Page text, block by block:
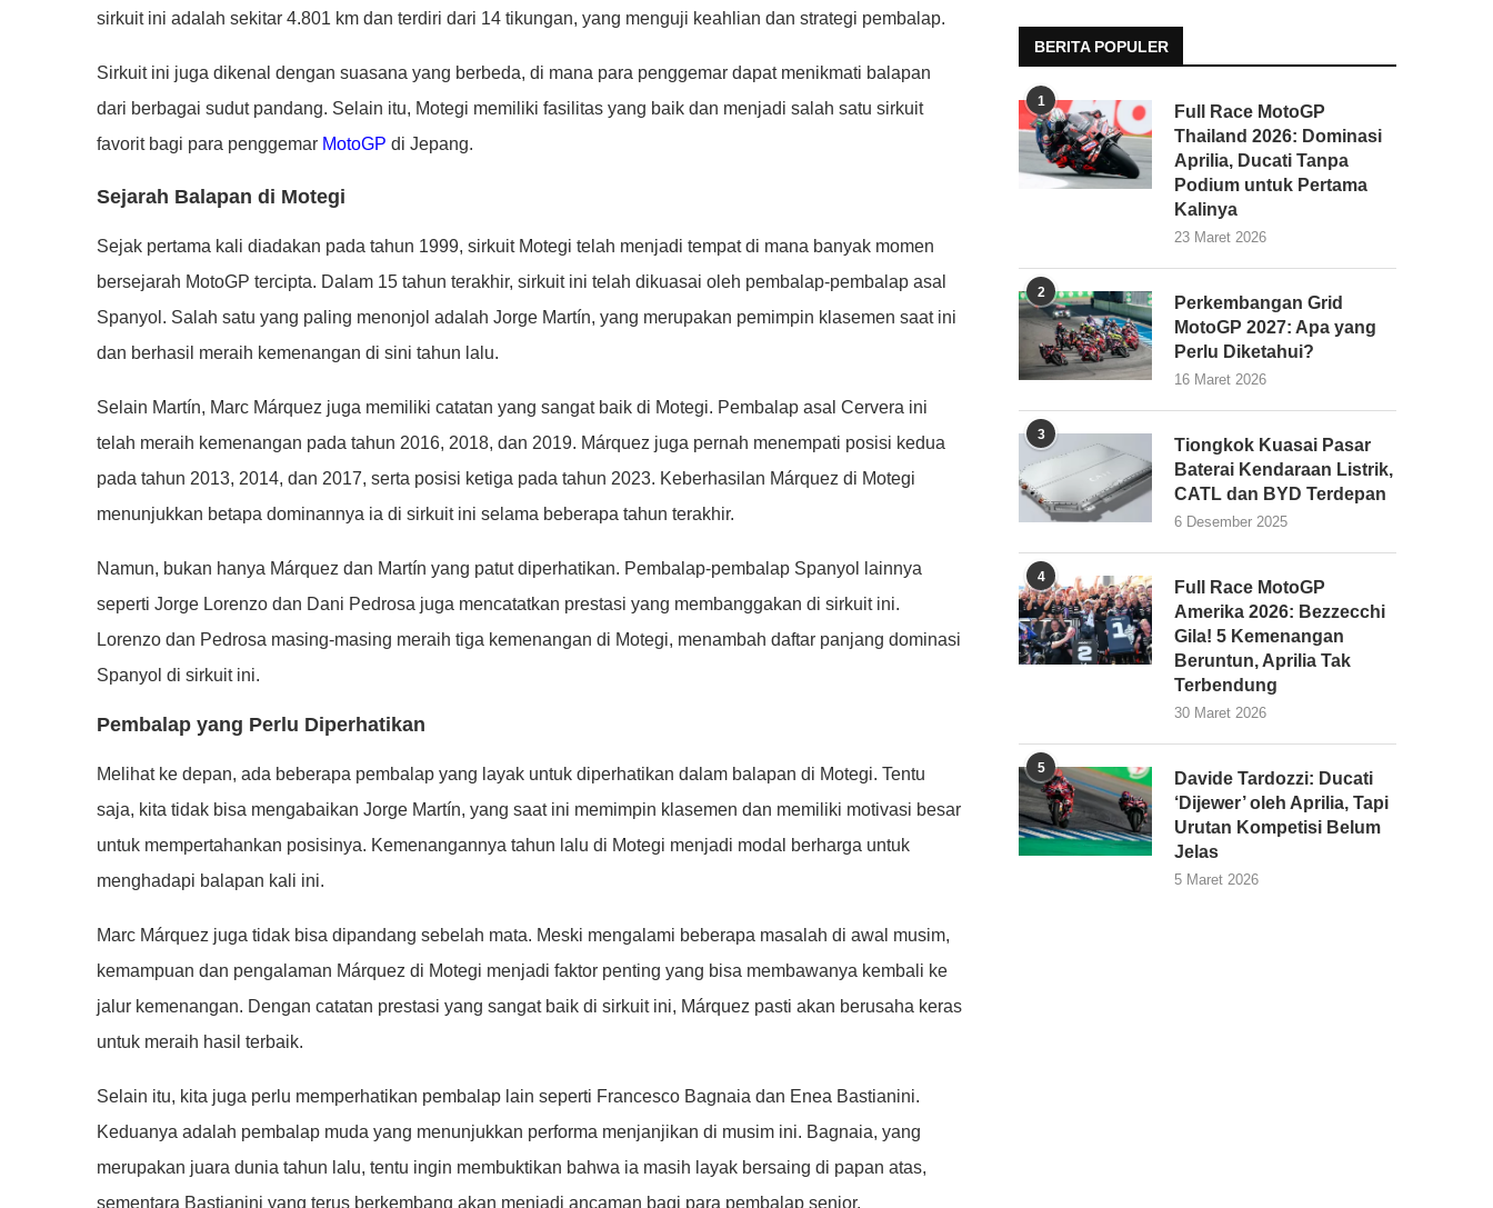
sirkuit ini adalah sekitar 4.801 km dan terdiri dari 14 tikungan, yang menguji keahlian dan strategi pembalap.
Sirkuit ini juga dikenal dengan suasana yang berbeda, di mana para penggemar dapat menikmati balapan
dari berbagai sudut pandang. Selain itu, Motegi memiliki fasilitas yang baik dan menjadi salah satu sirkuit
favorit bagi para penggemar MotoGP di Jepang.
Sejarah Balapan di Motegi
Sejak pertama kali diadakan pada tahun 1999, sirkuit Motegi telah menjadi tempat di mana banyak momen
bersejarah MotoGP tercipta. Dalam 15 tahun terakhir, sirkuit ini telah dikuasai oleh pembalap-pembalap asal
Spanyol. Salah satu yang paling menonjol adalah Jorge Martín, yang merupakan pemimpin klasemen saat ini
dan berhasil meraih kemenangan di sini tahun lalu.
Selain Martín, Marc Márquez juga memiliki catatan yang sangat baik di Motegi. Pembalap asal Cervera ini
telah meraih kemenangan pada tahun 2016, 2018, dan 2019. Márquez juga pernah menempati posisi kedua
pada tahun 2013, 2014, dan 2017, serta posisi ketiga pada tahun 2023. Keberhasilan Márquez di Motegi
menunjukkan betapa dominannya ia di sirkuit ini selama beberapa tahun terakhir.
Namun, bukan hanya Márquez dan Martín yang patut diperhatikan. Pembalap-pembalap Spanyol lainnya
seperti Jorge Lorenzo dan Dani Pedrosa juga mencatatkan prestasi yang membanggakan di sirkuit ini.
Lorenzo dan Pedrosa masing-masing meraih tiga kemenangan di Motegi, menambah daftar panjang dominasi
Spanyol di sirkuit ini.
Pembalap yang Perlu Diperhatikan
Melihat ke depan, ada beberapa pembalap yang layak untuk diperhatikan dalam balapan di Motegi. Tentu
saja, kita tidak bisa mengabaikan Jorge Martín, yang saat ini memimpin klasemen dan memiliki motivasi besar
untuk mempertahankan posisinya. Kemenangannya tahun lalu di Motegi menjadi modal berharga untuk
menghadapi balapan kali ini.
Marc Márquez juga tidak bisa dipandang sebelah mata. Meski mengalami beberapa masalah di awal musim,
kemampuan dan pengalaman Márquez di Motegi menjadi faktor penting yang bisa membawanya kembali ke
jalur kemenangan. Dengan catatan prestasi yang sangat baik di sirkuit ini, Márquez pasti akan berusaha keras
untuk meraih hasil terbaik.
Selain itu, kita juga perlu memperhatikan pembalap lain seperti Francesco Bagnaia dan Enea Bastianini.
Keduanya adalah pembalap muda yang menunjukkan performa menjanjikan di musim ini. Bagnaia, yang
merupakan juara dunia tahun lalu, tentu ingin membuktikan bahwa ia masih layak bersaing di papan atas,
sementara Bastianini yang terus berkembang akan menjadi ancaman bagi para pembalap senior.
BERITA POPULER
1
Full Race MotoGP
Thailand 2026: Dominasi
Aprilia, Ducati Tanpa
Podium untuk Pertama
Kalinya
23 Maret 2026
2
Perkembangan Grid
MotoGP 2027: Apa yang
Perlu Diketahui?
16 Maret 2026
3
Tiongkok Kuasai Pasar
Baterai Kendaraan Listrik,
CATL dan BYD Terdepan
6 Desember 2025
4
Full Race MotoGP
Amerika 2026: Bezzecchi
Gila! 5 Kemenangan
Beruntun, Aprilia Tak
Terbendung
30 Maret 2026
5
Davide Tardozzi: Ducati
‘Dijewer’ oleh Aprilia, Tapi
Urutan Kompetisi Belum
Jelas
5 Maret 2026